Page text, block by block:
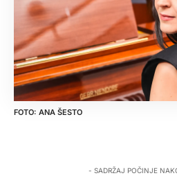
ANA ŠESTO
- SADRŽAJ POČINJE